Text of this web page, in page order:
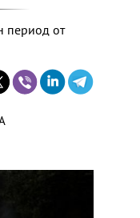
период от